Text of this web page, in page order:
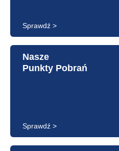
Sprawdź >
Nasze
Punkty Pobrań
Sprawdź >